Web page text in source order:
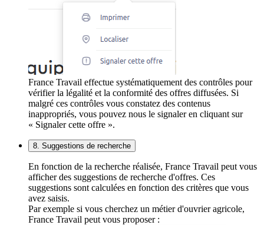
France Travail effectue systématiquement des contrôles pour
vérifier la légalité et la conformité des offres diffusées. Si
malgré ces contrôles vous constatez des contenus
inappropriés, vous pouvez nous le signaler en cliquant sur
« Signaler cette offre ».
8. Suggestions de recherche
En fonction de la recherche réalisée, France Travail peut vous
afficher des suggestions de recherche d'offres. Ces
suggestions sont calculées en fonction des critères que vous
avez saisis.
Par exemple si vous cherchez un métier d'ouvrier agricole,
France Travail peut vous proposer :